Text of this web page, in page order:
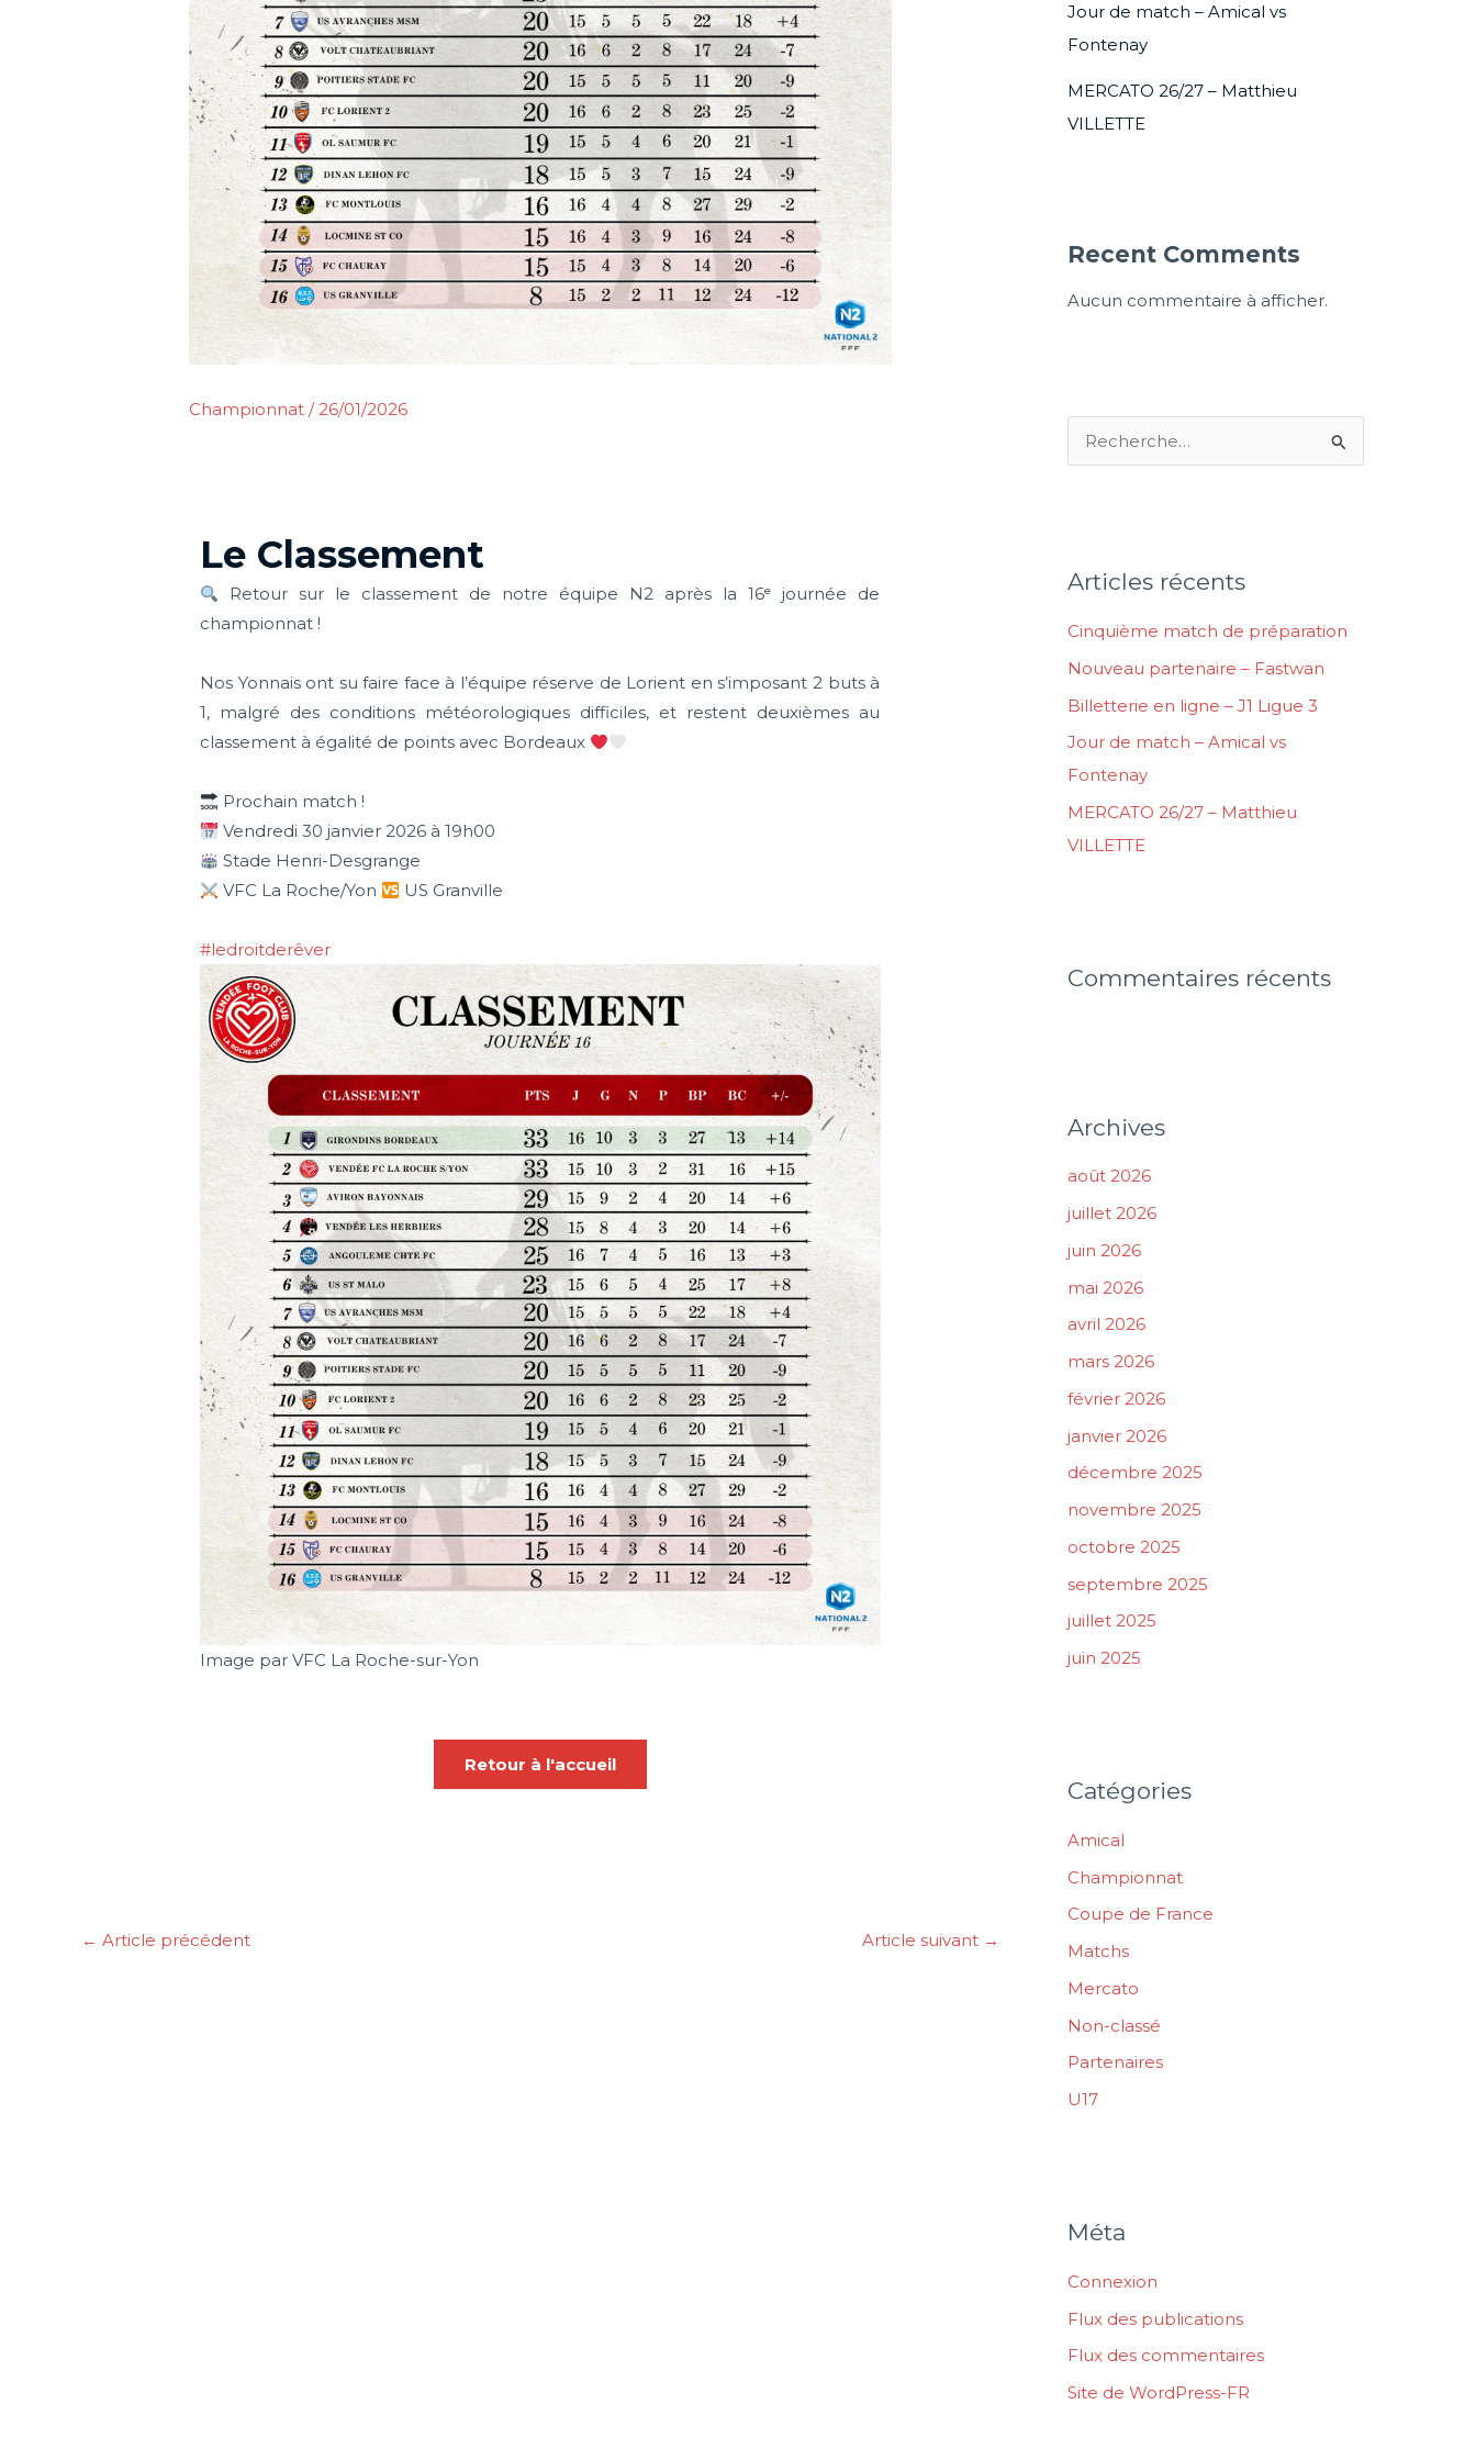
Championnat /26/01/2026
Le Classement
Retour sur le classement de notre équipe N2 après la 16ᵉ journée de
championnat !
Nos Yonnais ont su faire face à l’équipe réserve de Lorient en s’imposant 2 buts à
1, malgré des conditions météorologiques difficiles, et restent deuxièmes au
classement à égalité de points avec Bordeaux
Prochain match !
Vendredi 30 janvier 2026 à 19h00
Stade Henri-Desgrange
VFC La Roche/Yon
US Granville
#ledroitderêver
Image par VFC La Roche-sur-Yon
Retour à l'accueil
← Article précédent Article suivant →
Jour de match – Amical vs
Fontenay
MERCATO 26/27 – Matthieu
VILLETTE
Recent Comments
Aucun commentaire à afficher.
e
c
h
e
r
Articles récents
Cinquième match de préparation
Nouveau partenaire – Fastwan
Billetterie en ligne – J1 Ligue 3
Jour de match – Amical vs
Fontenay
MERCATO 26/27 – Matthieu
VILLETTE
Commentaires récents
Archives
août 2026
juillet 2026
juin 2026
mai 2026
avril 2026
mars 2026
février 2026
janvier 2026
décembre 2025
novembre 2025
octobre 2025
septembre 2025
juillet 2025
juin 2025
Catégories
Amical
Championnat
Coupe de France
Matchs
Mercato
Non-classé
Partenaires
U17
Méta
Connexion
Flux des publications
Flux des commentaires
Site de WordPress-FR